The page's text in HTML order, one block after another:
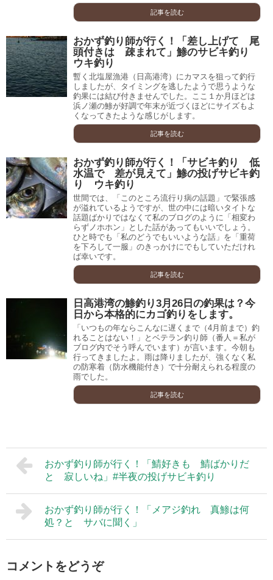
記事を読む
おかず釣り師が行く！「差し上げて 尾
頭付きは 疎まれて」鯵のサビキ釣り
ウキ釣り
暫く北塩屋漁港（日高港湾）にカマスを狙って釣行
しましたが、タイミングを逃したようで思うような
釣果には結び付きませんでした。ここ１か月ほどは
浜ノ瀬の鯵が好調で年末が近づくほどにサイズもよ
くなってきたような感じがします。
記事を読む
おかず釣り師が行く！「サビキ釣り 低
水温で 差が見えて」鯵の投げサビキ釣
り ウキ釣り
世間では、「このところ流行り病の話題」で緊張感
が溢れているようですが、世の中には暗いタイトな
話題ばかりではなくて私のブログのように「相変わ
らずノホホン」とした話があってもいいでしょう。
ひと時でも「私のどうでもいいような話」を「重荷
を下ろして一服」のきっかけにでもしていただけれ
ば幸いです。
記事を読む
日高港湾の鯵釣り3月26日の釣果は？今
日から本格的にカゴ釣りをします。
「いつもの年ならこんなに遅くまで（4月前まで）釣
れることはない！」とベテラン釣り師（番人＝私が
ブログ内でそう呼んでいます）が言います。今朝も
行ってきましたよ。雨は降りましたが、強くなく私
の防寒着（防水機能付き）で十分耐えられる程度の
雨でした。
記事を読む
おかず釣り師が行く！「鯖好きも 鯖ばかりだ
と 寂しいね」#半夜の投げサビキ釣り
おかず釣り師が行く！「メアジ釣れ 真鯵は何
処？と サバに聞く」
コメントをどうぞ